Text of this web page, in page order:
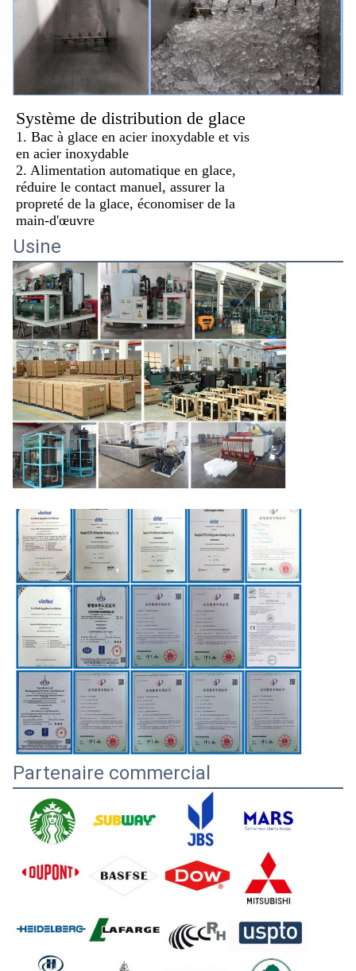
Système de distribution de glace
1. Bac à glace en acier inoxydable et vis
en acier inoxydable
2. Alimentation automatique en glace,
réduire le contact manuel, assurer la
propreté de la glace, économiser de la
main-d'œuvre
Usine
Partenaire commercial